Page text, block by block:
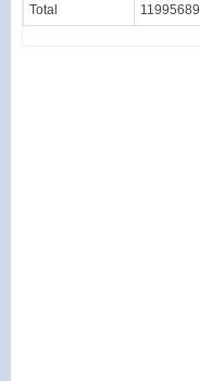
Total 11995689